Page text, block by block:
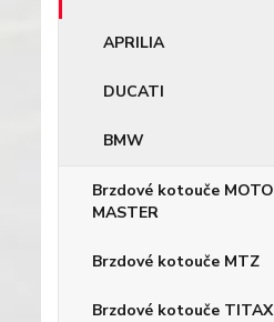
APRILIA
DUCATI
BMW
Brzdové kotouče MOTO
MASTER
Brzdové kotouče MTZ
Brzdové kotouče TITAX